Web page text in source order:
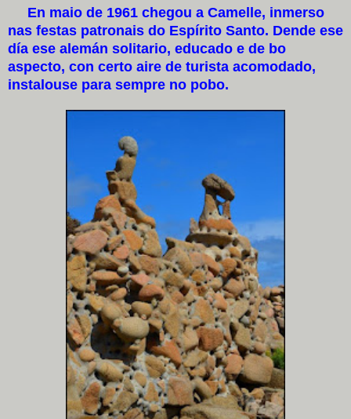
En maio de 1961 chegou a Camelle, inmerso
nas festas patronais do Espírito Santo. Dende ese
día ese alemán solitario, educado e de bo
aspecto, con certo aire de turista acomodado,
instalouse para sempre no pobo.